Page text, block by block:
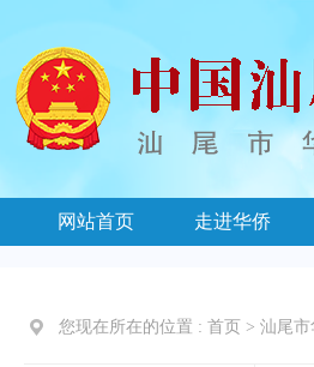
网站首页 走进华侨
您现在所在的位置 : 首页 > 汕尾市